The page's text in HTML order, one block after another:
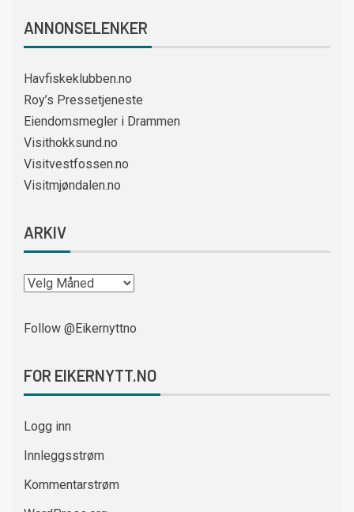
ANNONSELENKER
Havfiskeklubben.no
Roy’s Pressetjeneste
Eiendomsmegler i Drammen
Visithokksund.no
Visitvestfossen.no
Visitmjøndalen.no
ARKIV
Follow @Eikernyttno
FOR EIKERNYTT.NO
Logg inn
Innleggsstrøm
Kommentarstrøm